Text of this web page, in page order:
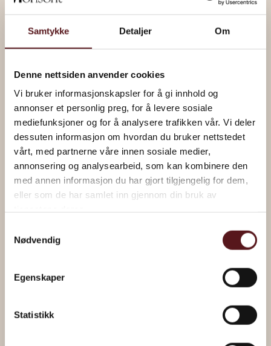
Samtykke Detaljer Om
Denne nettsiden anvender cookies
Vi bruker informasjonskapsler for å gi innhold og
annonser et personlig preg, for å levere sosiale
mediefunksjoner og for å analysere trafikken vår. Vi deler
dessuten informasjon om hvordan du bruker nettstedet
vårt, med partnerne våre innen sosiale medier,
annonsering og analysearbeid, som kan kombinere den
med annen informasjon du har gjort tilgjengelig for dem,
eller som de har samlet inn gjennom din bruk av
Nødvendig
Egenskaper
Statistikk
“Everything is possible” by Magne Furholmen
Read about the artwork